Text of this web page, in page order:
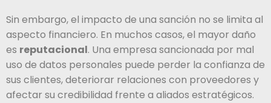
Sin embargo, el impacto de una sanción no se limita al
aspecto financiero. En muchos casos, el mayor daño
es reputacional. Una empresa sancionada por mal
uso de datos personales puede perder la confianza de
sus clientes, deteriorar relaciones con proveedores y
afectar su credibilidad frente a aliados estratégicos.